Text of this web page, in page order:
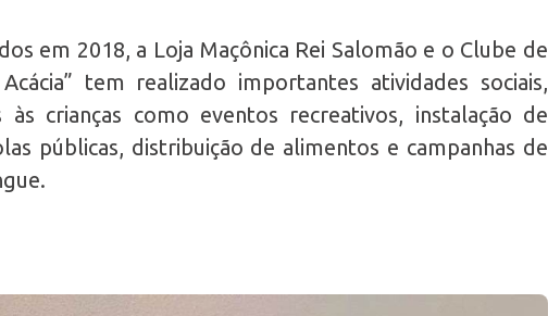
em 2018, a Loja Maçônica Rei Salomão e o Clube de
tem realizado importantes atividades sociais,
às crianças como eventos recreativos, instalação de
públicas, distribuição de alimentos e campanhas de